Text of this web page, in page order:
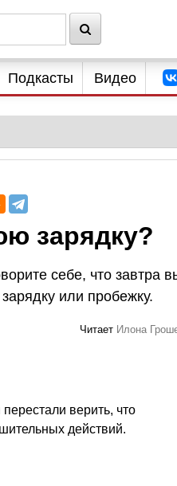
Подкасты Видео
зарядку?
себе, что завтра
или пробежку.
Читает Илона
верить, что
действий.